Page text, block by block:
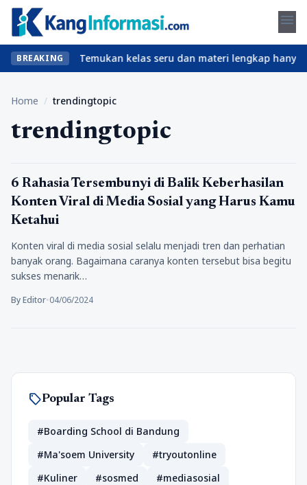
menu
BREAKING
ribet? Temukan kelas seru dan materi lengkap hanya
Home / trendingtopic
trendingtopic
Tips
6 Rahasia Tersembunyi di Balik Keberhasilan
Konten Viral di Media Sosial yang Harus Kamu
Ketahui
Konten viral di media sosial selalu menjadi tren dan perhatian
banyak orang. Bagaimana caranya konten tersebut bisa begitu
sukses menarik…
By Editor•04/06/2024
sellPopular Tags
#Boarding School di Bandung
#Ma'soem University
#tryoutonline
#Kuliner
#sosmed
#mediasosial